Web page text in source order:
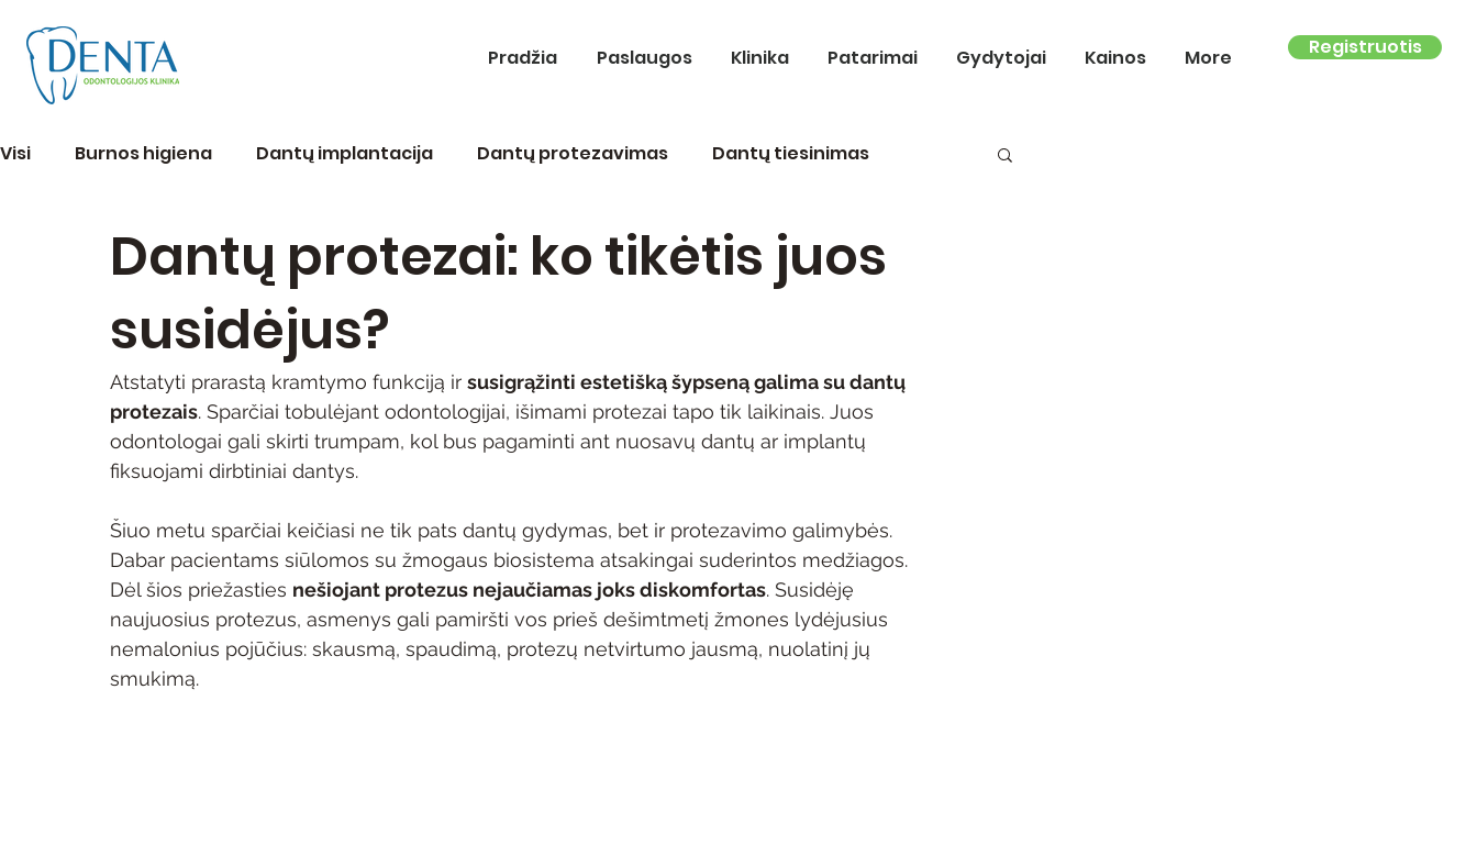
Pradžia Paslaugos Klinika Patarimai Gydytojai Kainos More Registruotis
Visi Burnos higiena Dantų implantacija Dantų protezavimas Dantų tiesinimas
Endodontija Estetinis plombavimas Periodontologija Terapinis gydymas
Verta žinoti
Dantų protezai: ko tikėtis juos
susidėjus?
Atstatyti prarastą kramtymo funkciją ir susigrąžinti estetišką šypseną galima su dantų
protezais. Sparčiai tobulėjant odontologijai, išimami protezai tapo tik laikinais. Juos
odontologai gali skirti trumpam, kol bus pagaminti ant nuosavų dantų ar implantų
fiksuojami dirbtiniai dantys.
Šiuo metu sparčiai keičiasi ne tik pats dantų gydymas, bet ir protezavimo galimybės.
Dabar pacientams siūlomos su žmogaus biosistema atsakingai suderintos medžiagos.
Dėl šios priežasties nešiojant protezus nejaučiamas joks diskomfortas. Susidėję
naujuosius protezus, asmenys gali pamiršti vos prieš dešimtmetį žmones lydėjusius
nemalonius pojūčius: skausmą, spaudimą, protezų netvirtumo jausmą, nuolatinį jų
smukimą.